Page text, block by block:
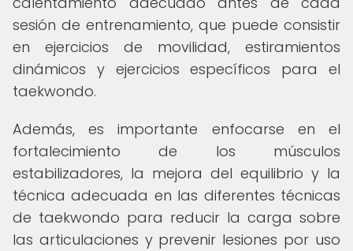
sesión de entrenamiento, que puede consistir
en ejercicios de movilidad, estiramientos
dinámicos y ejercicios específicos para el
taekwondo.
Además, es importante enfocarse en el
fortalecimiento de los músculos
estabilizadores, la mejora del equilibrio y la
técnica adecuada en las diferentes técnicas
de taekwondo para reducir la carga sobre
las articulaciones y prevenir lesiones por uso